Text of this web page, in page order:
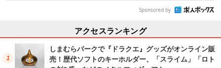
Sponsored by
アクセスランキング
しまむらパークで『ドラクエ』グッズがオンライン販
売！歴代ソフトのキーホルダー、「スライム」「ロト